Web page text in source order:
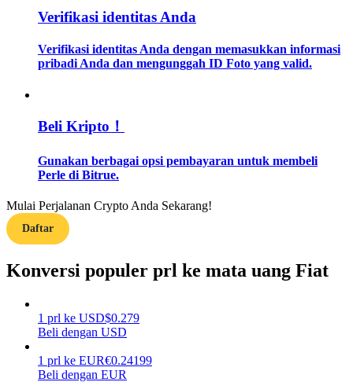
Menghasilkan
Verifikasi identitas Anda
Verifikasi identitas Anda dengan memasukkan informasi
pribadi Anda dan mengunggah ID Foto yang valid.
Beli Kripto！
Gunakan berbagai opsi pembayaran untuk membeli
Perle di Bitrue.
Mulai Perjalanan Crypto Anda Sekarang!
Daftar
Konversi populer prl ke mata uang Fiat
1 prl ke USD$0.279
Beli dengan USD
1 prl ke EUR€0.24199
Beli dengan EUR